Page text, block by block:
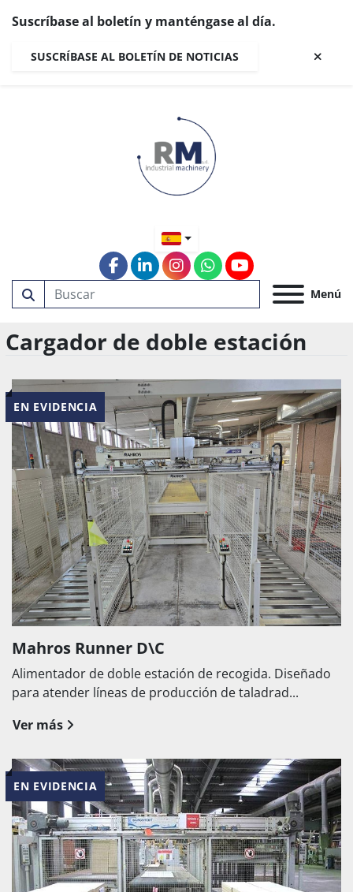
Suscríbase al boletín y manténgase al día.
SUSCRÍBASE AL BOLETÍN DE NOTICIAS
Menú
facebook
linkedininstagram
whatsapp
youtube
Cargador de doble estación
EN EVIDENCIA
Mahros Runner D\C
Alimentador de doble estación de recogida. Diseñado
para atender líneas de producción de taladrad...
Ver más
EN EVIDENCIA